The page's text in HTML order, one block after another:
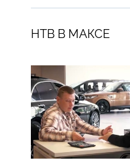
НТВ В МАКСЕ